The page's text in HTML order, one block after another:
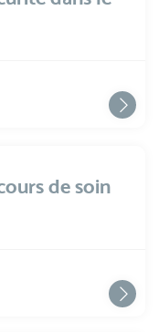
de soin